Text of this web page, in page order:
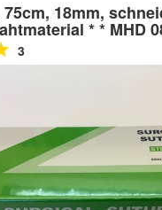
18mm,
* * MHD
3